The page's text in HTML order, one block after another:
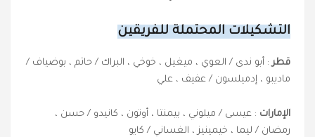
التشكيلات المحتملة للفريقين
قطر : أبو ندى / العوي ، ميغيل ، خوخي ، البراك / حاتم ، بوضياف /
ماديبو ، إدميلسون / عفيف ، علي
الإمارات : عيسى / ميلوني ، بيمنتا ، أوتون ، كانيدو / حسن ،
رمضان / ليما ، خيمينيز ، الغساني / كايو